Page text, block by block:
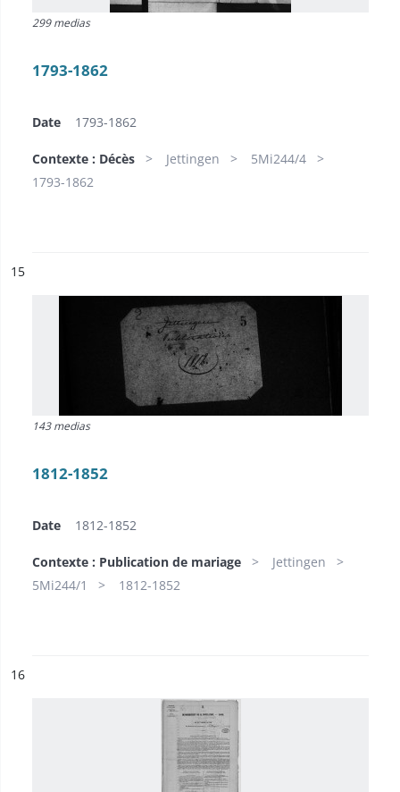
299 medias
1793-1862
Date 1793-1862
Contexte : Décès Jettingen
5Mi244/4
1793-1862
n°
15
143 medias
1812-1852
Date 1812-1852
Contexte : Publication de mariage
Jettingen
5Mi244/1
1812-1852
n°
16